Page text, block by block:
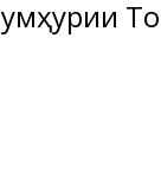
Ҷумҳурии